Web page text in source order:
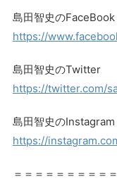
島田智史のFaceBook
https://
島田智史のTwitter
https://twitter.com/
島田智史のInstagram
https://
＝＝＝＝＝＝＝＝＝